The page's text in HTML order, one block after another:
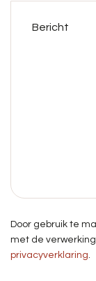
Door gebruik te
met de
privacyverklaring.